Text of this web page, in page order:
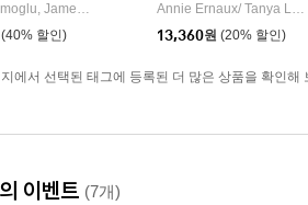
Daron Acemoglu, James A Robinson | Crown Currency
(40% 할인)
Annie Ernaux/ Tanya Leslie (TRN)
13,360원 (20% 할인)
에서 선택된 태그에 등록된 더 많은 상품을 확인해
이벤트 (7개)